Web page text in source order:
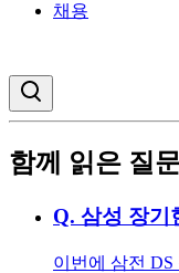
채용
함께 읽은 질
Q. 삼성 장기
이번에 삼전